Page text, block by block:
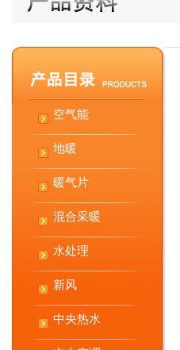
空气能
地暖
暖气片
混合采暖
水处理
新风
中央热水